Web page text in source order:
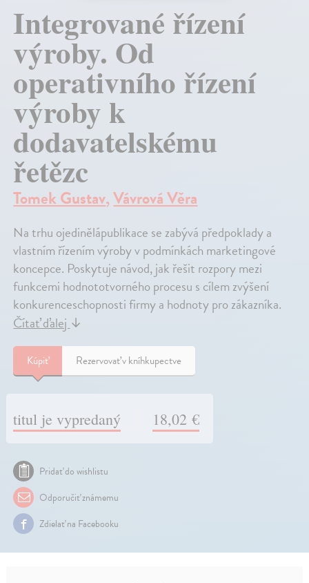
Integrované řízení
výroby. Od
operativního řízení
výroby k
dodavatelskému
řetězc
Tomek Gustav,Vávrová Věra
Na trhu ojedinělápublikace se zabývá předpoklady a
vlastním řízením výroby v podmínkách marketingové
koncepce. Poskytuje návod, jak řešit rozpory mezi
funkcemi hodnototvorného procesu s cílem zvýšení
konkurenceschopnosti firmy a hodnoty pro zákazníka.
Čítať ďalej↓
Kúpiť Rezervovať v kníhkupectve
titul je vypredaný 18,02 €
Pridať do wishlistu
Odporučiť známemu
Zdielať na Facebooku